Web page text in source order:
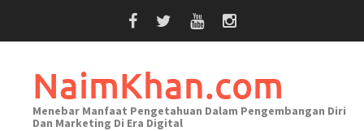
NaimKhan.com
Menebar Manfaat Pengetahuan Dalam Pengembangan Diri
Dan Marketing Di Era Digital